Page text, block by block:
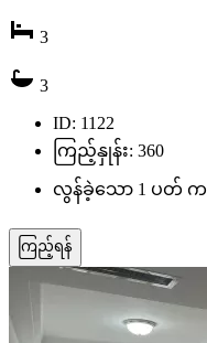
3
3
ID: 1122
ကြည့်နှုန်း: 360
လွန်ခဲ့သော 1 ပတ် က
ကြည့်ရန်